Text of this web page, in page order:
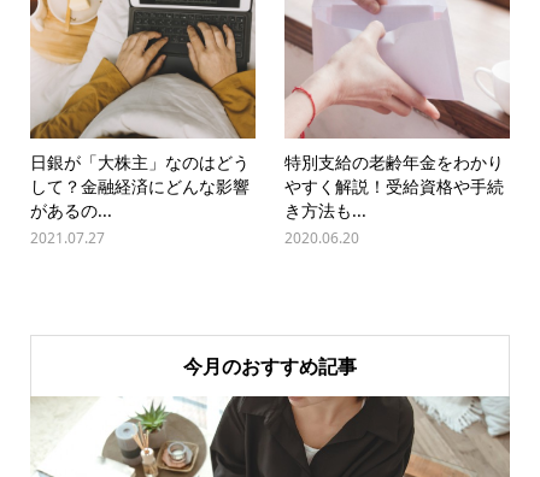
日銀が「大株主」なのはどう
して？金融経済にどんな影響
があるの...
2021.07.27
特別支給の老齢年金をわかり
やすく解説！受給資格や手続
き方法も...
2020.06.20
今月のおすすめ記事